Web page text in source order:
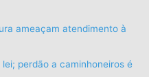
ameaçam atendimento à
perdão a caminhoneiros é